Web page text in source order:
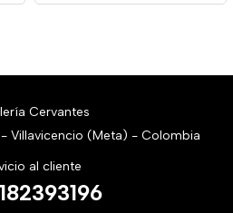
Cervantes
Villavicencio (Meta) - Colombia
al cliente